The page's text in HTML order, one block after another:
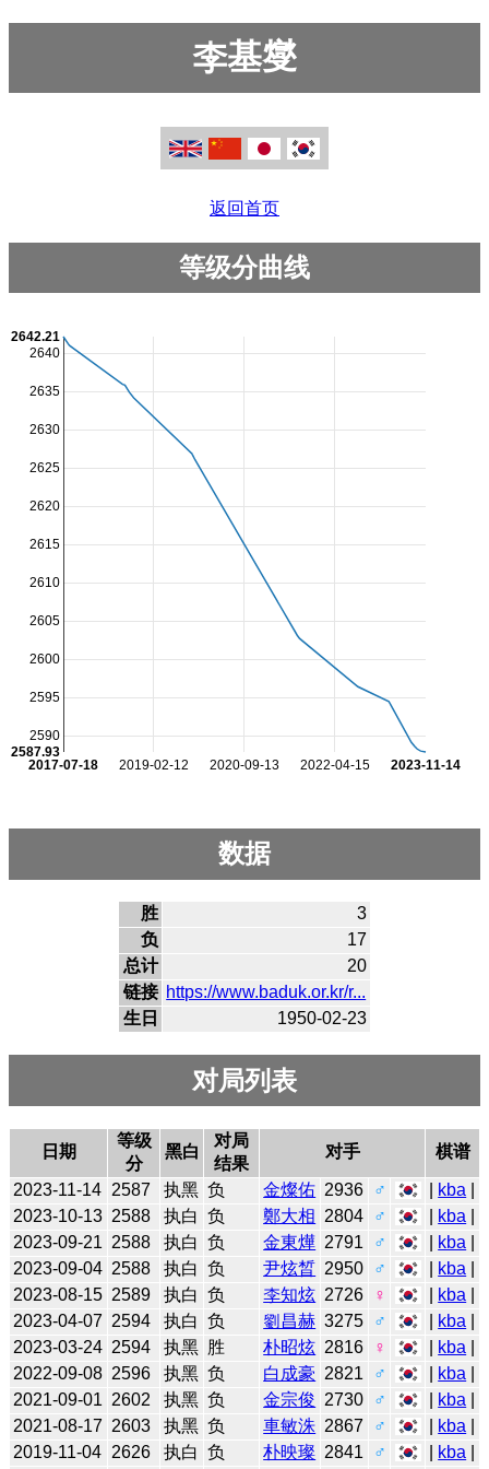
李基燮
返回首页
等级分曲线
2019-02-12 2020-09-13 2022-04-15
2017-07-18 2023-11-14
2590
2595
2600
2605
2610
2615
2620
2625
2630
2635
2640
2587.93
2642.21
数据
胜
3
负
17
总计
20
链接 https://www.baduk.or.kr/r...
生日
1950-02-23
对局列表
日期
等级
分
黑白
对局
结果
对手 棋谱
2023-11-14 2587 执黑 负 金燦佑 2936 ♂ kba
2023-10-13 2588 执白 负 鄭大相 2804 ♂ kba
2023-09-21 2588 执白 负 金東燁 2791 ♂ kba
2023-09-04 2588 执白 负 尹炫晳 2950 ♂ kba
2023-08-15 2589 执白 负 李知炫 2726 ♀ kba
2023-04-07 2594 执白 负 劉昌赫 3275 ♂ kba
2023-03-24 2594 执黑 胜 朴昭炫 2816 ♀ kba
2022-09-08 2596 执黑 负 白成豪 2821 ♂ kba
2021-09-01 2602 执黑 负 金宗俊 2730 ♂ kba
2021-08-17 2603 执黑 负 車敏洙 2867 ♂ kba
2019-11-04 2626 执白 负 朴映璨 2841 ♂ kba